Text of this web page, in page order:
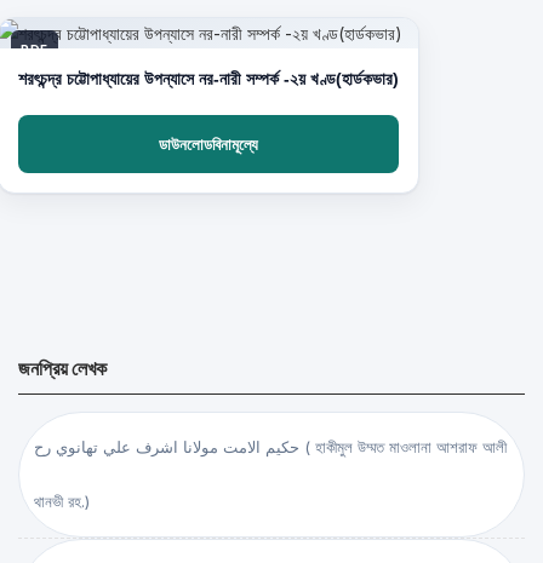
PDF
শরৎচন্দ্র চট্টোপাধ্যায়ের উপন্যাসে নর-নারী সম্পর্ক -২য় খণ্ড(হার্ডকভার)
ডাউনলোডবিনামূল্যে
জনপ্রিয় লেখক
حكيم الامت مولانا اشرف علي تهانوي رح ( হাকীমুল উম্মত মাওলানা আশরাফ আলী
থানভী রহ.)